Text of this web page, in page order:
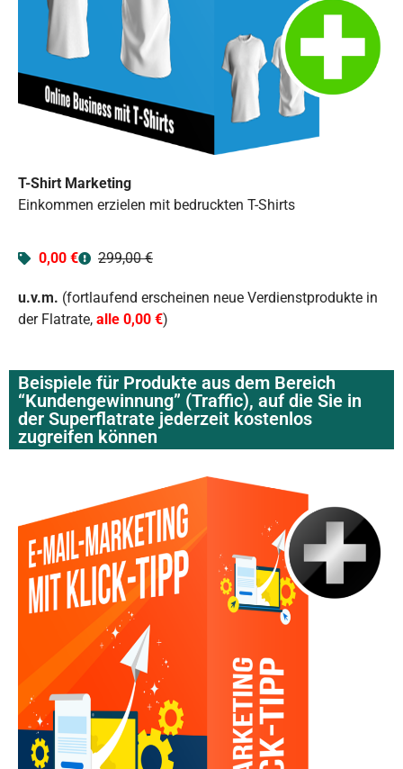
T-Shirt Marketing
Einkommen erzielen mit bedruckten T-Shirts
0,00 € 299,00 €
u.v.m. (fortlaufend erscheinen neue Verdienstprodukte in
der Flatrate, alle 0,00 €)
Beispiele für Produkte aus dem Bereich
“Kundengewinnung” (Traffic), auf die Sie in
der Superflatrate jederzeit kostenlos
zugreifen können